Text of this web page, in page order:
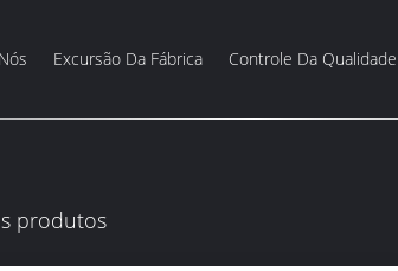
Excursão Da Fábrica Controle Da Qualidade
produtos